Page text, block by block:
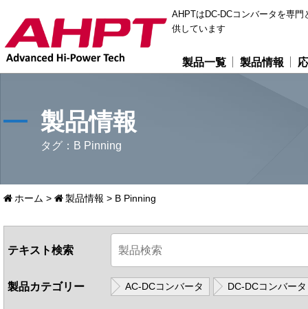
AHPTはDC-DCコンバータを専
供しています
製品一覧 製品情報
製品情報
タグ：B Pinning
ホーム > 製品情報 > B Pinning
テキスト検索
製品カテゴリー AC-DCコンバータ DC-DCコンバータ